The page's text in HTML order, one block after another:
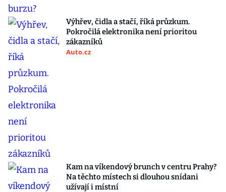
Výhřev, čidla a stačí, říká průzkum.
Pokročilá elektronika není prioritou
zákazníků
Auto.cz
Kam na víkendový brunch v centru Prahy?
Na těchto místech si dlouhou snídani
užívají i místní